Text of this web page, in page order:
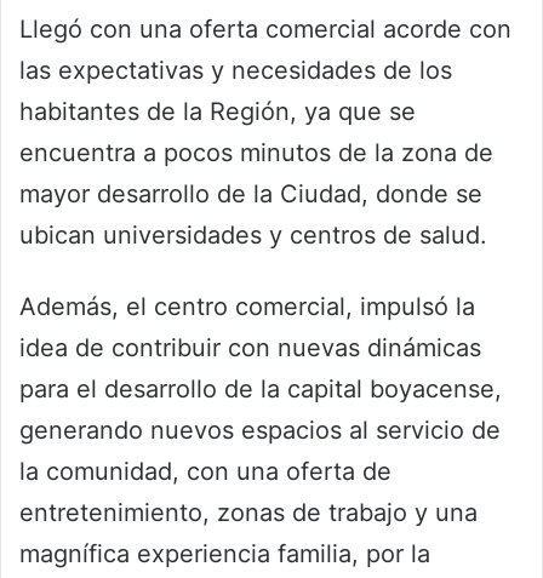
Llegó con una oferta comercial acorde con
las expectativas y necesidades de los
habitantes de la Región, ya que se
encuentra a pocos minutos de la zona de
mayor desarrollo de la Ciudad, donde se
ubican universidades y centros de salud.
Además, el centro comercial, impulsó la
idea de contribuir con nuevas dinámicas
para el desarrollo de la capital boyacense,
generando nuevos espacios al servicio de
la comunidad, con una oferta de
entretenimiento, zonas de trabajo y una
magnífica experiencia familia, por la